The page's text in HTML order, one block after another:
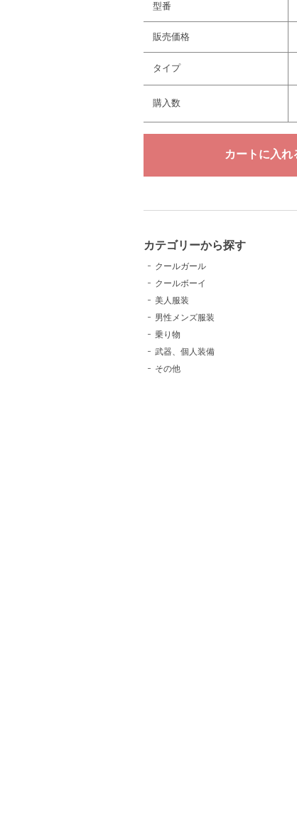
型番
販売価格
タイプ
購入数
カテゴリーから探す
クールガール
クールボーイ
美人服装
男性メンズ服装
乗り物
武器、個人装備
その他